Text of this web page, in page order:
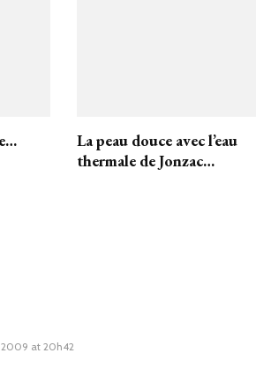
La peau douce avec l’eau
thermale de Jonzac…
2009 at 20h42